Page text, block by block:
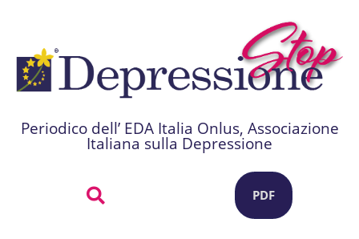
Periodico dell’ EDA Italia Onlus, Associazione
Italiana sulla Depressione
PDF